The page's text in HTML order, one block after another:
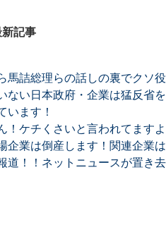
新記事
馬詰総理らの話しの裏でクソ
ない日本政府・企業は猛反省
います！
！ケチくさいと言われてますよ
企業は倒産します！関連企業は
道！！ネットニュースが置き